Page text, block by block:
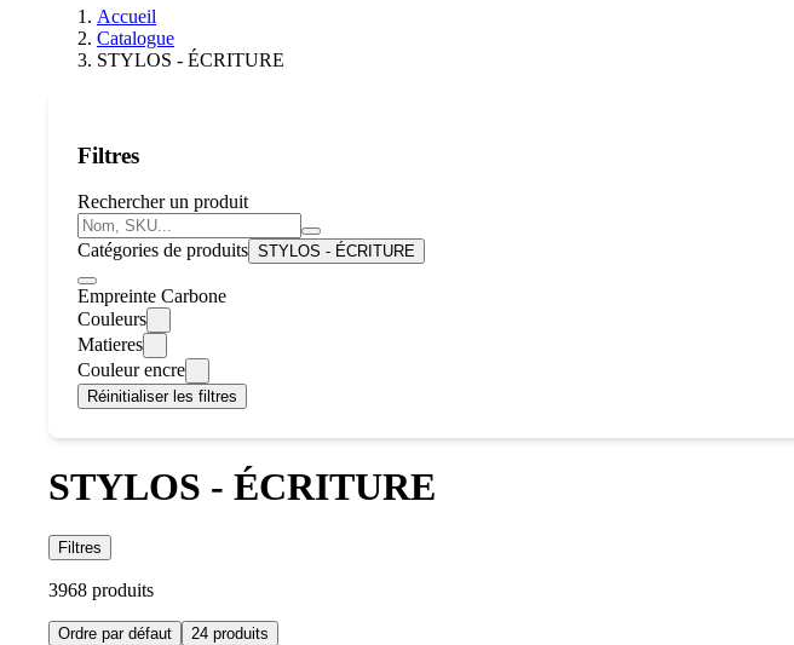
Accueil
Catalogue
STYLOS - ÉCRITURE
Filtres
Rechercher un produit
Catégories de produits STYLOS - ÉCRITURE
Empreinte Carbone
Couleurs
Matieres
Couleur encre
Réinitialiser les filtres
STYLOS - ÉCRITURE
Filtres
3968 produits
Ordre par défaut 24 produits